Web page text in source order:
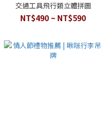
交通工具飛行類立體拼圖
NT$490 ~ NT$590